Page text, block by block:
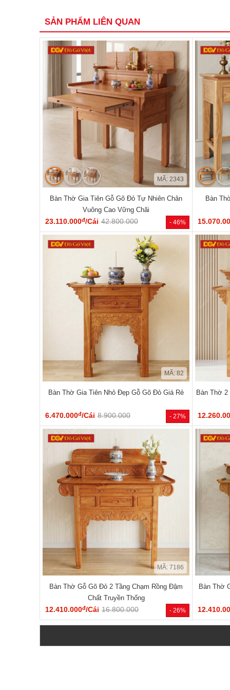
SẢN PHẨM LIÊN QUAN
- 46%
MÃ: 2343
Bàn Thờ Gia Tiên Gỗ Gõ Đỏ Tự Nhiên Chân
Vuông Cao Vững Chãi
23.110.000đ/Cái 42.800.000
Bàn
- 27%
MÃ: 82
Bàn Thờ Gia Tiên Nhỏ Đẹp Gỗ Gõ Đỏ Giá Rẻ
6.470.000đ/Cái 8.900.000
Bàn Thờ
- 26%
MÃ: 7186
Bàn Thờ Gỗ Gõ Đỏ 2 Tầng Chạm Rồng Đậm
Chất Truyền Thống
12.410.000đ/Cái 16.800.000
Bàn Thờ